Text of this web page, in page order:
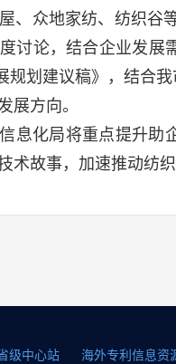
、众地家纺、纺织
讨论，结合企业发
规划建议稿》，结合
展方向。
息化局将重点提升助
术故事，加速推动纺织
级中心站 海外专利信息资